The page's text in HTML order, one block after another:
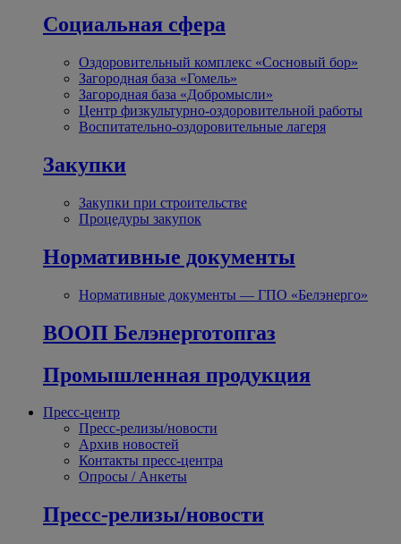
Социальная сфера
Оздоровительный комплекс «Сосновый бор»
Загородная база «Гомель»
Загородная база «Добромысли»
Центр физкультурно-оздоровительной работы
Воспитательно-оздоровительные лагеря
Закупки
Закупки при строительстве
Процедуры закупок
Нормативные документы
Нормативные документы — ГПО «Белэнерго»
ВООП Белэнерготопгаз
Промышленная продукция
Пресс-центр
Пресс-релизы/новости
Архив новостей
Контакты пресс-центра
Опросы / Анкеты
Пресс-релизы/новости